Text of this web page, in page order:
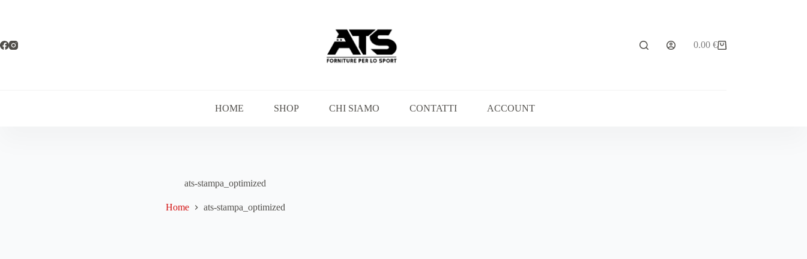
Carrello
0.00 €
HOME SHOP CHI SIAMO CONTATTI ACCOUNT
ats-stampa_optimized
Home ats-stampa_optimized